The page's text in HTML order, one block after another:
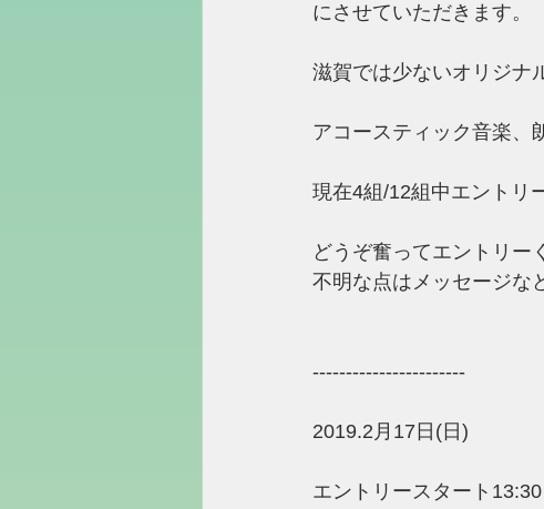
にさせていただきます。
滋賀では少ないオリジナ
アコースティック音楽、
現在4組/12組中エントリ
どうぞ奮ってエントリー
不明な点はメッセージな
-----------------------
2019.2月17日(日)
エントリースタート